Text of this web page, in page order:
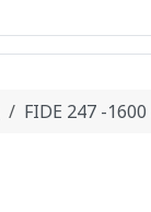
FIDE 247 -